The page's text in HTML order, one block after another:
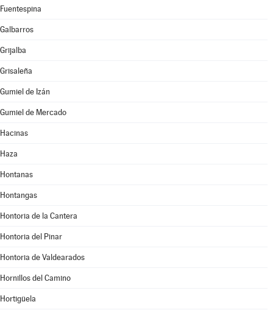
Fuentespina
Galbarros
Grijalba
Grisaleña
Gumiel de Izán
Gumiel de Mercado
Hacinas
Haza
Hontanas
Hontangas
Hontoria de la Cantera
Hontoria del Pinar
Hontoria de Valdearados
Hornillos del Camino
Hortigüela